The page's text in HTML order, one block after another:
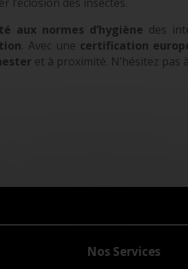
aux normes d’hygiène des
. Avec une certification
et à proximité. N’hésitez pas
Nos Services